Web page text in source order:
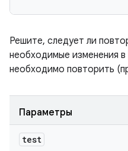
Решите, следует ли
необходимые изменения в
необходимо повторить
Параметры
test